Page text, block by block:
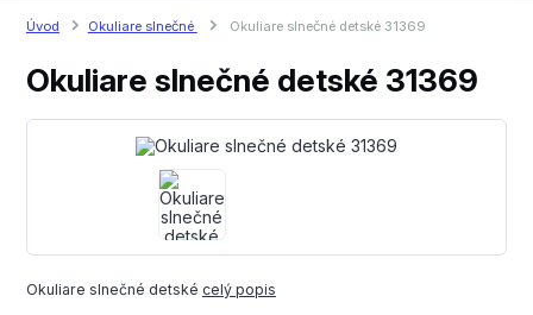
Úvod Okuliare slnečné Okuliare slnečné detské 31369
Okuliare slnečné detské 31369
Okuliare slnečné detské celý popis